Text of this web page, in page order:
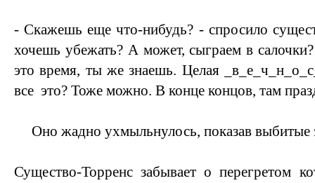
- Скажешь еще что-нибудь? - спросило
хочешь убежать? А может, сыграем в
это время, ты же знаешь. Целая
все это? Тоже можно. В конце концов, там
Оно жадно ухмыльнулось, показав выбитые
Существо-Торренс забывает о перегретом